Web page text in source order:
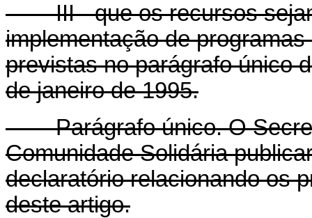
III - que os recursos sejam
implementação de
previstas no parágrafo único
de janeiro de 1995.
Parágrafo único. O
Comunidade Solidária
declaratório relacionando os
deste artigo.